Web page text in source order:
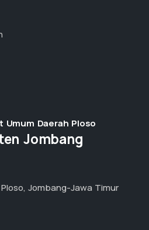
Umum Daerah Ploso
Jombang
Jombang-Jawa Timur